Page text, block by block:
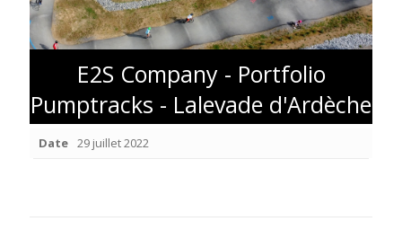
E2S Company - Portfolio
Pumptracks - Lalevade d'Ardèche
Date 29 juillet 2022